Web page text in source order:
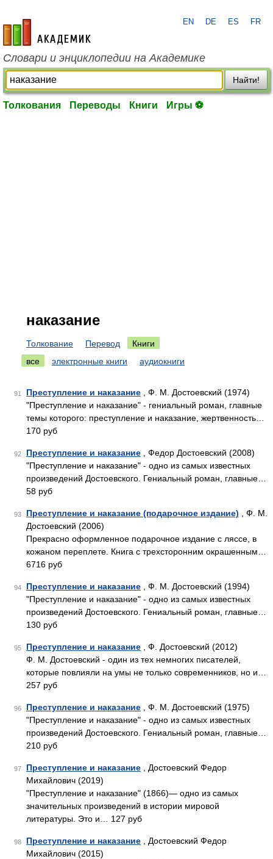
academic.ru
EN DE ES FR
Словари и энциклопедии на Академике
Найти!
Толкования Переводы Книги Игры ⚽
наказание
Толкование Перевод
Книги
все
электронные книги аудиокниги
91 Преступление и наказание , Ф. М. Достоевский (1974)
"Преступление и наказание" - гениальный роман, главные
темы которого: преступление и наказание, жертвенность…
170 руб
92 Преступление и наказание , Федор Достоевский (2008)
"Преступление и наказание" - одно из самых известных
произведений Достоевского. Гениальный роман, главные…
58 руб
93 Преступление и наказание (подарочное издание) , Ф. М.
Достоевский (2006)
Прекрасно оформленное подарочное издание с ляссе, в
кожаном переплете. Книга с трехсторонним окрашенным…
6716 руб
94 Преступление и наказание , Ф. М. Достоевский (1994)
"Преступление и наказание" - одно из самых известных
произведений Достоевского. Гениальный роман, главные…
130 руб
95 Преступление и наказание , Ф. Достоевский (2012)
Ф. М. Достоевский - один из тех немногих писателей,
которые повлияли на умы не только современников, но и…
257 руб
96 Преступление и наказание , Ф. М. Достоевский (1975)
"Преступление и наказание" - одно из самых известных
произведений Достоевского. Гениальный роман, главные…
210 руб
97 Преступление и наказание , Достоевский Федор
Михайлович (2019)
"Преступление и наказание" (1866)— одно из самых
значительных произведений в истории мировой
литературы. Это и… 127 руб
98 Преступление и наказание , Достоевский Федор
Михайлович (2015)